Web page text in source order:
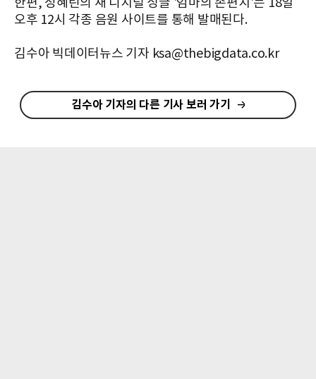
한편, 정혜린의 새 디지털 싱글 '엄마의 손편지'는 18일
오후 12시 각종 음원 사이트를 통해 발매된다.
김수아 빅데이터뉴스 기자 ksa@thebigdata.co.kr
김수아 기자의 다른 기사 보러 가기